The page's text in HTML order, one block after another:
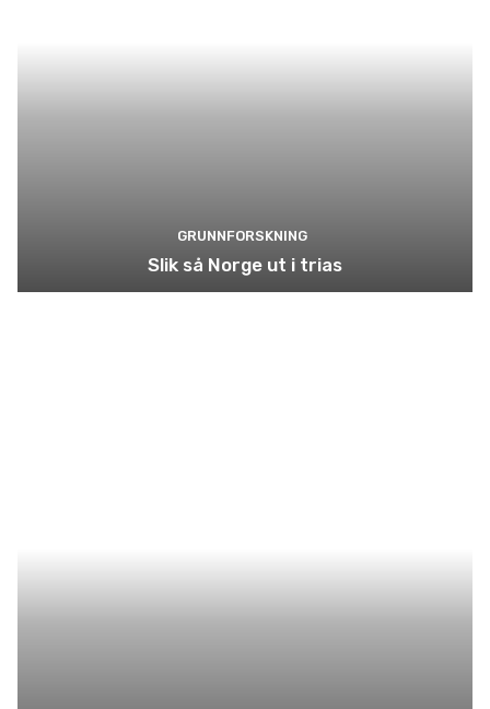
GRUNNFORSKNING
Slik så Norge ut i trias